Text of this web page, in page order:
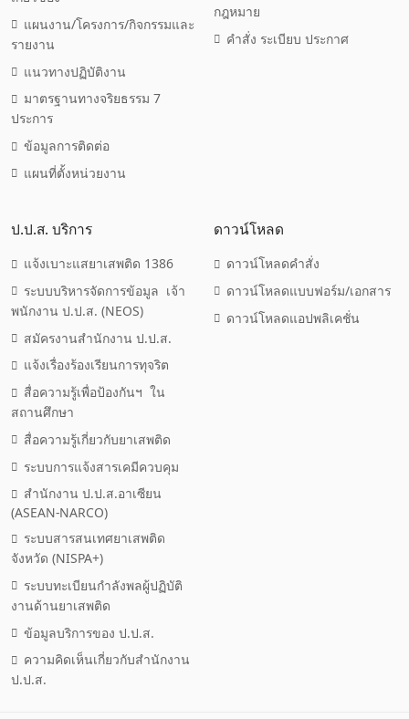
แผนงาน/โครงการ/กิจกรรมและ
รายงาน
แนวทางปฏิบัติงาน
มาตรฐานทางจริยธรรม 7
ประการ
ข้อมูลการติดต่อ
แผนที่ตั้งหน่วยงาน
กฎหมาย
คำสั่ง ระเบียบ ประกาศ
ป.ป.ส. บริการ
แจ้งเบาะแสยาเสพติด 1386
ระบบบริหารจัดการข้อมูล เจ้า
พนักงาน ป.ป.ส. (NEOS)
สมัครงานสำนักงาน ป.ป.ส.
แจ้งเรื่องร้องเรียนการทุจริต
สื่อความรู้เพื่อป้องกันฯ ใน
สถานศึกษา
สื่อความรู้เกี่ยวกับยาเสพติด
ระบบการแจ้งสารเคมีควบคุม
สำนักงาน ป.ป.ส.อาเซียน
(ASEAN-NARCO)
ระบบสารสนเทศยาเสพติด
จังหวัด (NISPA+)
ระบบทะเบียนกำลังพลผู้ปฏิบัติ
งานด้านยาเสพติด
ข้อมูลบริการของ ป.ป.ส.
ความคิดเห็นเกี่ยวกับสำนักงาน
ป.ป.ส.
ดาวน์โหลด
ดาวน์โหลดคำสั่ง
ดาวน์โหลดแบบฟอร์ม/เอกสาร
ดาวน์โหลดแอปพลิเคชั่น